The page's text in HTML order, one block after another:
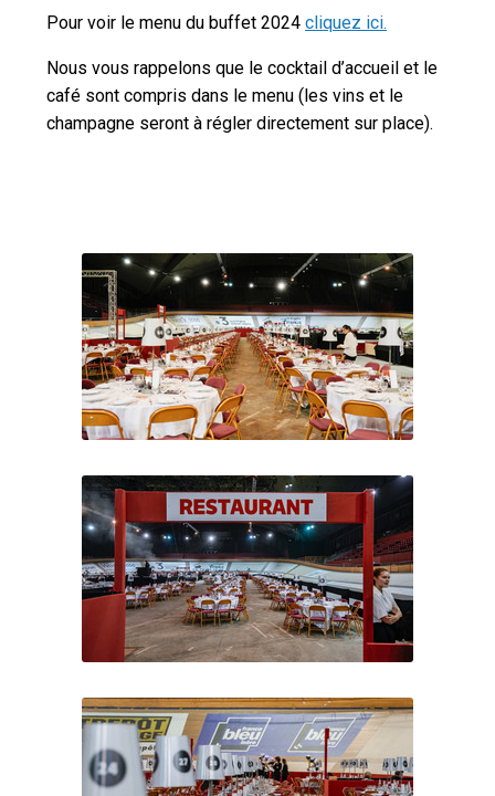
Pour voir le menu du buffet 2024 cliquez ici.
Nous vous rappelons que le cocktail d’accueil et le
café sont compris dans le menu (les vins et le
champagne seront à régler directement sur place).